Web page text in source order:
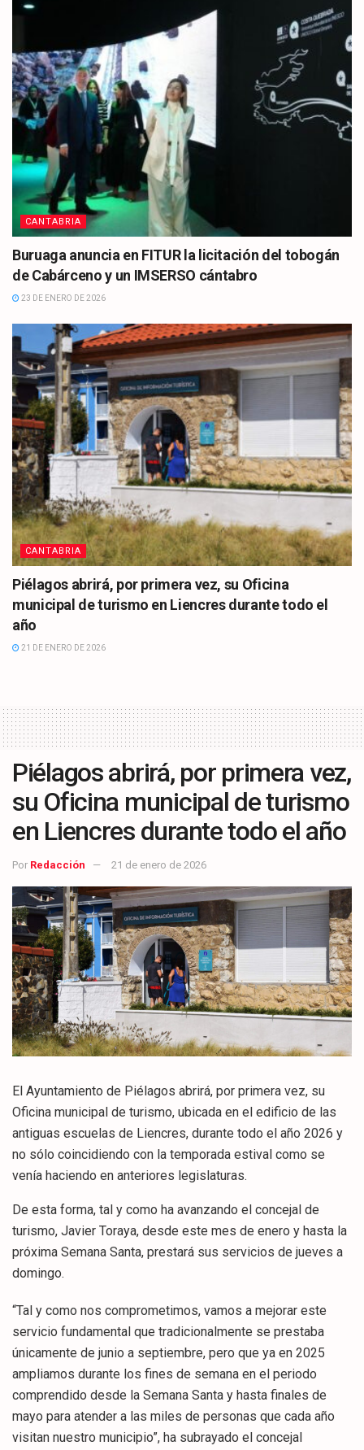
CANTABRIA
Buruaga anuncia en FITUR la licitación del tobogán
de Cabárceno y un IMSERSO cántabro
23 DE ENERO DE 2026
CANTABRIA
Piélagos abrirá, por primera vez, su Oficina
municipal de turismo en Liencres durante todo el
año
21 DE ENERO DE 2026
Piélagos abrirá, por primera vez,
su Oficina municipal de turismo
en Liencres durante todo el año
Por Redacción 21 de enero de 2026
El Ayuntamiento de Piélagos abrirá, por primera vez, su
Oficina municipal de turismo, ubicada en el edificio de las
antiguas escuelas de Liencres, durante todo el año 2026 y
no sólo coincidiendo con la temporada estival como se
venía haciendo en anteriores legislaturas.
De esta forma, tal y como ha avanzando el concejal de
turismo, Javier Toraya, desde este mes de enero y hasta la
próxima Semana Santa, prestará sus servicios de jueves a
domingo.
“Tal y como nos comprometimos, vamos a mejorar este
servicio fundamental que tradicionalmente se prestaba
únicamente de junio a septiembre, pero que ya en 2025
ampliamos durante los fines de semana en el periodo
comprendido desde la Semana Santa y hasta finales de
mayo para atender a las miles de personas que cada año
visitan nuestro municipio”, ha subrayado el concejal